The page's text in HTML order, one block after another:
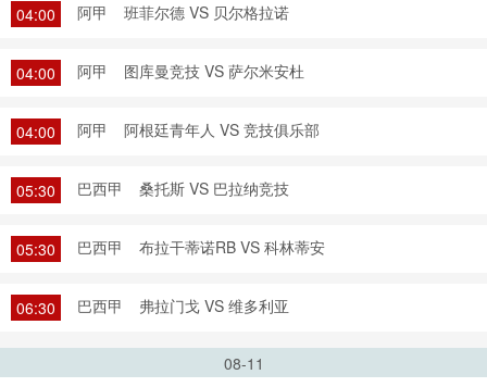
04:00 阿甲 班菲尔德 VS 贝尔格拉诺
04:00 阿甲 图库曼竞技 VS 萨尔米安杜
04:00 阿甲 阿根廷青年人 VS 竞技俱乐部
05:30 巴西甲 桑托斯 VS 巴拉纳竞技
05:30 巴西甲 布拉干蒂诺RB VS 科林蒂安
06:30 巴西甲 弗拉门戈 VS 维多利亚
08-11